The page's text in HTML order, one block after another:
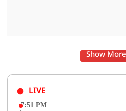
Show More
LIVE
7:51 PM